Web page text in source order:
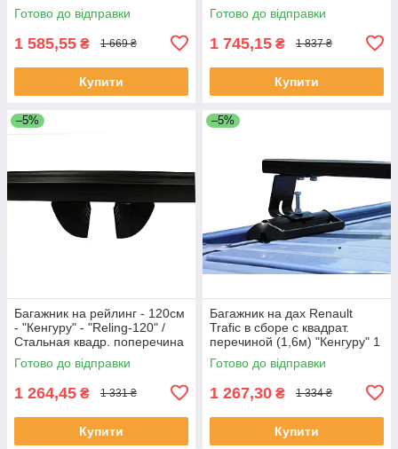
Готово до відправки
1 585,55 ₴ 1 669 ₴
Купити
Готово до відправки
1 745,15 ₴ 1 837 ₴
Купити
–5%
Багажник на рейлинг - 120cм
- "Кенгуру" - "Reling-120" /
Стальная квадр. поперечина
Готово до відправки
1 264,45 ₴ 1 331 ₴
Купити
–5%
Багажник на дах Renault
Trafic в сборе с квадрат.
перечиной (1,6м) "Кенгуру" 1
планка
Готово до відправки
1 267,30 ₴ 1 334 ₴
Купити